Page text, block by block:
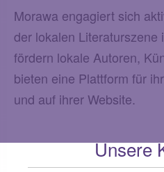
Morawa engagiert sich
der lokalen Literaturszene
fördern lokale Autoren,
bieten eine Plattform für
und auf ihrer Website.
Unsere